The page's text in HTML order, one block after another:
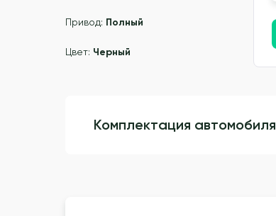
Привод: Полный
Цвет: Черный
Комплектация автомобиля